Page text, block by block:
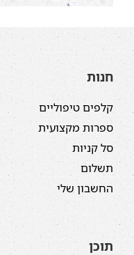
חנות
קלפים טיפוליים
ספרות מקצועית
סל קניות
תשלום
החשבון שלי
תוכן